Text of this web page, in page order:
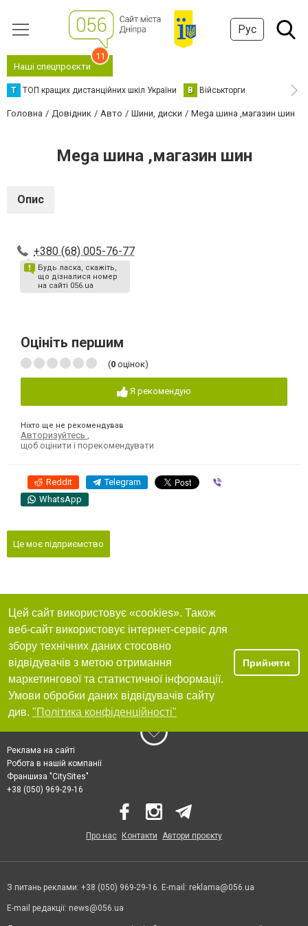
Рус
Наші спецпроєкти
11
Т ТОП кращих дистанційних шкіл України В Військторги
Головна Довідник Авто Шини, диски Mega шина ,магазин шин
Mega шина ,магазин шин
Опис
+380 (68) 005-76-77
Будь ласка, скажіть,
що дізналися номер
на сайті 056.ua
Оцініть першим
(0 оцінок)
Я рекомендую
Ніхто ще не рекомендував
Авторизуйтесь
щоб оцінити і порекомендувати
Reddit Telegram
WhatsApp
Це моє підприємство
Цей сайт використовує «cookies». Також
веб-сайт використовує інтернет-сервіс для
збору технічних даних стосовно
відвідувачів з метою отримання
маркетингової та статистичної інформації.
Умови обробки даних відвідувачів сайту
див. "Політика конфіденційності"
Прийняти
Реклама на сайті
Робота в нашій компанії
Франшиза "CitySites"
+38 (050) 969-29-16
Про нас Контакти Автори проєкту
З питань реклами: +38 (050) 969-29-16. E-mail: reklama@056.ua
E-mail редакції: news@056.ua